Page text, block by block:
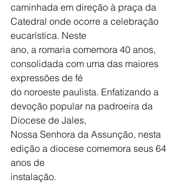
caminhada em direção à praça da
Catedral onde ocorre a celebração
eucarística. Neste
ano, a romaria comemora 40 anos,
consolidada com uma das maiores
expressões de fé
do noroeste paulista. Enfatizando a
devoção popular na padroeira da
Diocese de Jales,
Nossa Senhora da Assunção, nesta
edição a diocese comemora seus 64
anos de
instalação.